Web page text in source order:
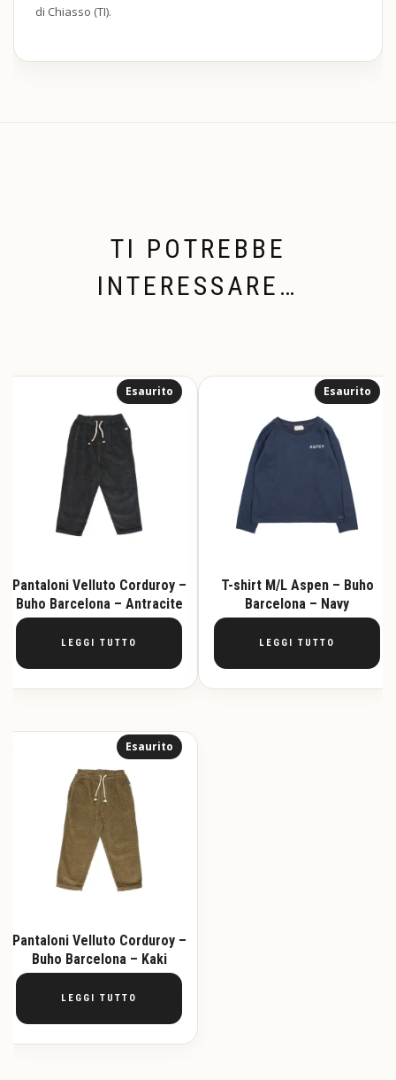
di Chiasso (TI).
TI POTREBBE
INTERESSARE…
Pantaloni Velluto Corduroy –
Buho Barcelona – Antracite
Esaurito
LEGGI TUTTO
T-shirt M/L Aspen – Buho
Barcelona – Navy
Esaurito
LEGGI TUTTO
Pantaloni Velluto Corduroy –
Buho Barcelona – Kaki
Esaurito
LEGGI TUTTO